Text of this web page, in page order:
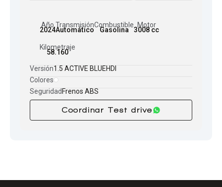
Año
2024
Transmisión
Automático
Combustible
Gasolina
Motor
3008 cc
Kilometraje
58.160
Versión1.5 ACTIVE BLUEHDI
Colores
SeguridadFrenos ABS
Coordinar Test drive